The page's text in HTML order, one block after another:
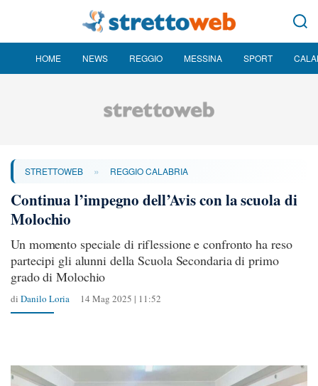
HOME NEWS REGGIO MESSINA SPORT
STRETTOWEB » REGGIO CALABRIA
Continua l’impegno dell’Avis con la scuola di
Molochio
Un momento speciale di riflessione e confronto ha reso
partecipi gli alunni della Scuola Secondaria di primo
grado di Molochio
di Danilo Loria 14 Mag 2025 | 11:52